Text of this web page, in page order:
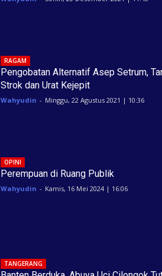
RAGAM
Pengobatan Alternatif Asep Setrum,
Strok dan Urat Kejepit
Wahyudin - Minggu, 22 Agustus 2021 | 10:36
OPINI
Perempuan di Ruang Publik
Wahyudin - Kamis, 16 Mei 2024 | 16:06
TANGERANG